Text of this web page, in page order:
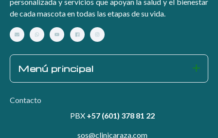
de cada mascota en todas las etapas de su vida.
Menú principal
Contacto
PBX +57 (601) 378 81 22
sos@clinicaraza.com